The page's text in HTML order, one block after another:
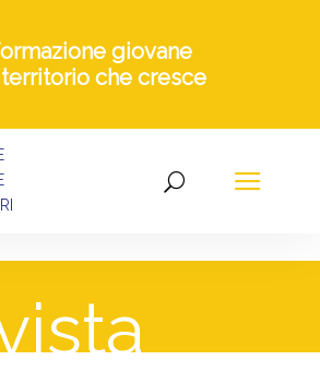
giovane
che cresce